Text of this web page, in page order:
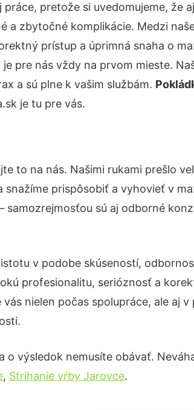
pretože si uvedomujeme, že
a zbytočné komplikácie. Medzi
prístup a úprimná snaha o
pre nás vždy na prvom mieste.
a sú plne k vašim službám.
je tu pre vás.
to na nás. Našimi rukami prešlo
snažíme prispôsobiť a vyhovieť v
samozrejmosťou sú aj odborné
v podobe skúseností,
profesionalitu, serióznosť a
nielen počas spolupráce, ale
o výsledok nemusíte obávať.
, Strihanie vŕby Jarovce.